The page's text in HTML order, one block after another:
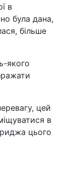
в
була дана,
більше
якого
цей
в
цього